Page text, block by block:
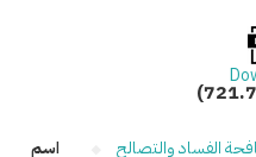
الفساد والتصالح
اسم